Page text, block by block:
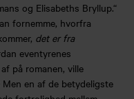
og Elisabeths Bryllup.“
fornemme, hvorfra
det er fra
eventyrenes
på romanen, ville
en af de betydeligste